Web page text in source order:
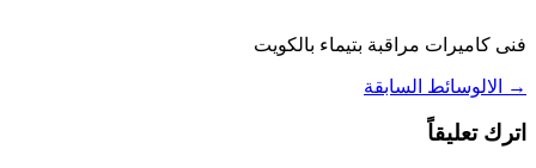
فنى كاميرات مراقبة بتيماء بالكويت
→ الالوسائط السابقة
اترك تعليقاً